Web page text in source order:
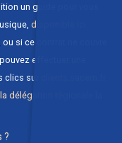
un guide pour vous
disponible ici
si ce contrat ne couvre
effectuer une
clics sur
la délégation régionale la
?